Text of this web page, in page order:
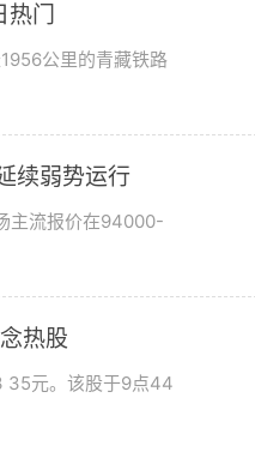
热门
公里的青藏铁路
续弱势运行
主流报价在94000-
热股
35元。该股于9点44